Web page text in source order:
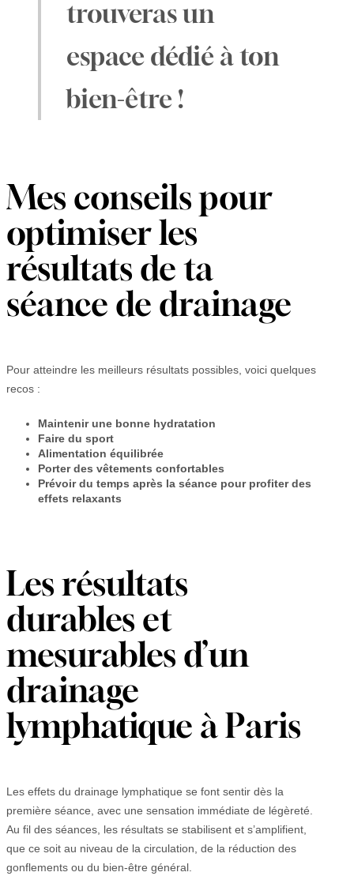
trouveras un
espace dédié à ton
bien-être !
Mes conseils pour
optimiser les
résultats de ta
séance de drainage
Pour atteindre les meilleurs résultats possibles, voici quelques
recos :
Maintenir une bonne hydratation
Faire du sport
Alimentation équilibrée
Porter des vêtements confortables
Prévoir du temps après la séance pour profiter des
effets relaxants
Les résultats
durables et
mesurables d’un
drainage
lymphatique à Paris
Les effets du drainage lymphatique se font sentir dès la
première séance, avec une sensation immédiate de légèreté.
Au fil des séances, les résultats se stabilisent et s’amplifient,
que ce soit au niveau de la circulation, de la réduction des
gonflements ou du bien-être général.